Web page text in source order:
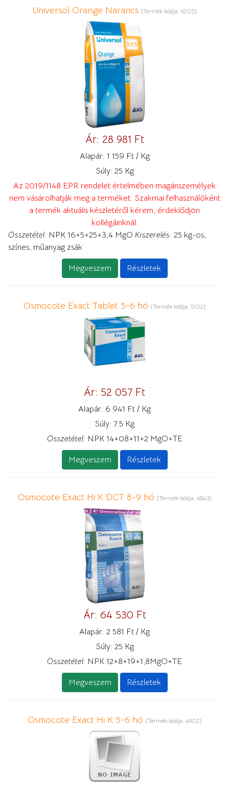
Universol Orange Narancs (Termék kódja: 6205)
Ár: 28 981 Ft
Alapár: 1 159 Ft / Kg
Súly: 25 Kg
Az 2019/1148 EPR rendelet értelmében magánszemélyek
nem vásárolhatják meg a terméket. Szakmai felhasználóként
a termék aktuális készletéről kérem, érdeklődjön
kollégáinknál.
Összetétel: NPK 16+5+25+3,4 MgO Kiszerelés: 25 kg-os,
színes, műanyag zsák
Megveszem Részletek
Osmocote Exact Tablet 5-6 hó (Termék kódja: 5102)
Ár: 52 057 Ft
Alapár: 6 941 Ft / Kg
Súly: 7.5 Kg
Összetétel: NPK 14+08+11+2 MgO+TE
Megveszem Részletek
Osmocote Exact Hi K DCT 8-9 hó (Termék kódja: 4943)
Ár: 64 530 Ft
Alapár: 2 581 Ft / Kg
Súly: 25 Kg
Összetétel: NPK 12+8+19+1,8MgO+TE
Megveszem Részletek
Osmocote Exact Hi K 5-6 hó (Termék kódja: 4902)